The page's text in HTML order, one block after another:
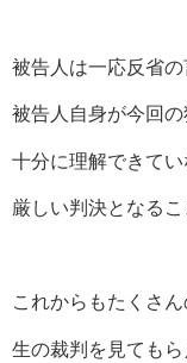
被告人は一応反省の
被告人自身が今回
十分に理解できてい
厳しい判決となるこ
これからもたくさ
生の裁判を見てもら